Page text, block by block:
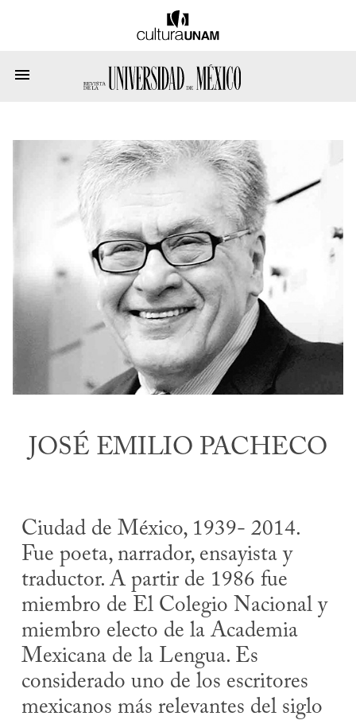
JOSÉ EMILIO PACHECO
Ciudad de México, 1939- 2014.
Fue poeta, narrador, ensayista y
traductor. A partir de 1986 fue
miembro de El Colegio Nacional y
miembro electo de la Academia
Mexicana de la Lengua. Es
considerado uno de los escritores
mexicanos más relevantes del siglo